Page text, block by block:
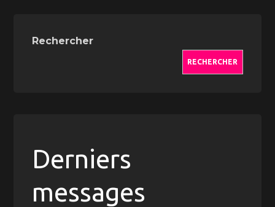
Rechercher
RECHERCHER
Derniers
messages